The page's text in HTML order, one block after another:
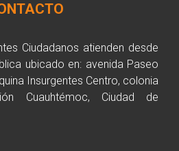
Ciudadanos atienden desde
ubicado en: avenida Paseo
Insurgentes Centro, colonia
Cuauhtémoc, Ciudad de